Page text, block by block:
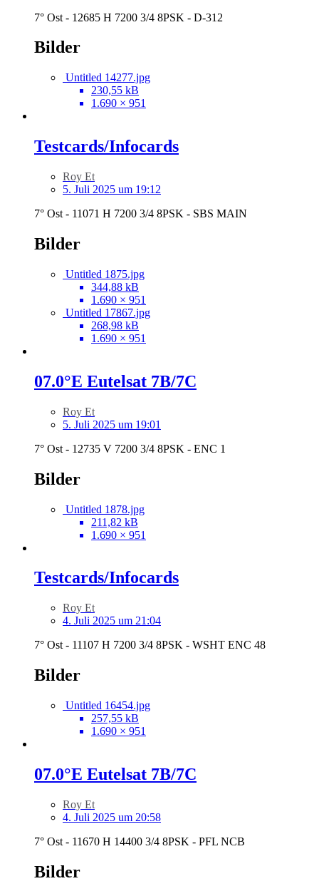
7° Ost - 12685 H 7200 3/4 8PSK - D-312
Bilder
Untitled 14277.jpg
230,55 kB
1.690 × 951
Testcards/Infocards
Roy Et
5. Juli 2025 um 19:12
7° Ost - 11071 H 7200 3/4 8PSK - SBS MAIN
Bilder
Untitled 1875.jpg
344,88 kB
1.690 × 951
Untitled 17867.jpg
268,98 kB
1.690 × 951
07.0°E Eutelsat 7B/7C
Roy Et
5. Juli 2025 um 19:01
7° Ost - 12735 V 7200 3/4 8PSK - ENC 1
Bilder
Untitled 1878.jpg
211,82 kB
1.690 × 951
Testcards/Infocards
Roy Et
4. Juli 2025 um 21:04
7° Ost - 11107 H 7200 3/4 8PSK - WSHT ENC 48
Bilder
Untitled 16454.jpg
257,55 kB
1.690 × 951
07.0°E Eutelsat 7B/7C
Roy Et
4. Juli 2025 um 20:58
7° Ost - 11670 H 14400 3/4 8PSK - PFL NCB
Bilder